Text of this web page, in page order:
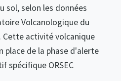
sol, selon les données
Volcanologique du
Cette activité volcanique
place de la phase d'alerte
spécifique ORSEC